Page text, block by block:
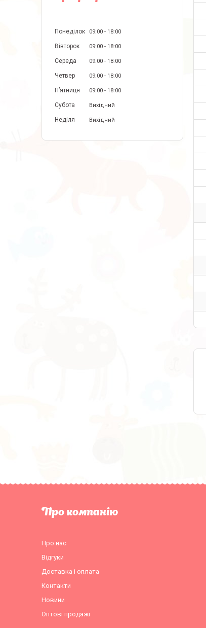
Понеділок 09:00 18:00
Вівторок 09:00 18:00
Середа 09:00 18:00
Четвер 09:00 18:00
Пʼятниця 09:00 18:00
Субота Вихідний
Неділя Вихідний
Про компанію
Про нас
Відгуки
Доставка і оплата
Контакти
Новини
Оптові продажі